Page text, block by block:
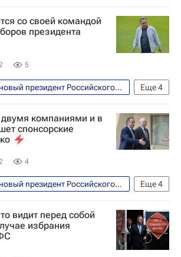
Виталий Мутко
союз (РФС)
Вагиз Хидиятуллин
Николай Толстых
Игорь Лебедев
со своей командой
президента
5
Еще4
Виталий Мутко - новый президент Российского футбольного союза (РФС). Мнения, комментарии
Виталий Мутко
союз (РФС)
компаниями и в
спонсорские
4
Еще4
Виталий Мутко - новый президент Российского футбольного союза (РФС). Мнения, комментарии
Виталий Мутко
союз (РФС)
видит перед собой
избрания